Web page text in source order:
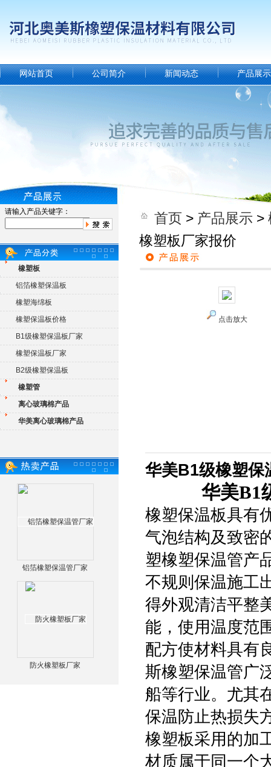
网站首页 公司简介 新闻动态 产品展示
请输入产品关键字：
橡塑板
铝箔橡塑保温板
橡塑海绵板
橡塑保温板价格
B1级橡塑保温板厂家
橡塑保温板厂家
B2级橡塑保温板
橡塑管
离心玻璃棉产品
华美离心玻璃棉产品
铝箔橡塑保温管厂家
防火橡塑板厂家
首页 > 产品展示 >
橡塑板厂家报价
点击放大
华美B1级橡塑保
华美B1
橡塑保温板具有
气泡结构及致密
塑橡塑保温管产
不规则保温施工
得外观清洁平整
能，使用温度范
配方使材料具有
斯橡塑保温管广
船等行业。尤其
保温防止热损失
橡塑板采用的加
材质属于同一个